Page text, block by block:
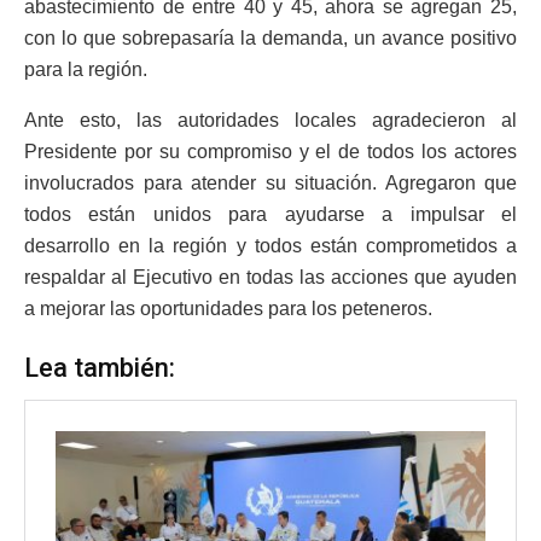
abastecimiento de entre 40 y 45, ahora se agregan 25,
con lo que sobrepasaría la demanda, un avance positivo
para la región.
Ante esto, las autoridades locales agradecieron al
Presidente por su compromiso y el de todos los actores
involucrados para atender su situación. Agregaron que
todos están unidos para ayudarse a impulsar el
desarrollo en la región y todos están comprometidos a
respaldar al Ejecutivo en todas las acciones que ayuden
a mejorar las oportunidades para los peteneros.
Lea también: